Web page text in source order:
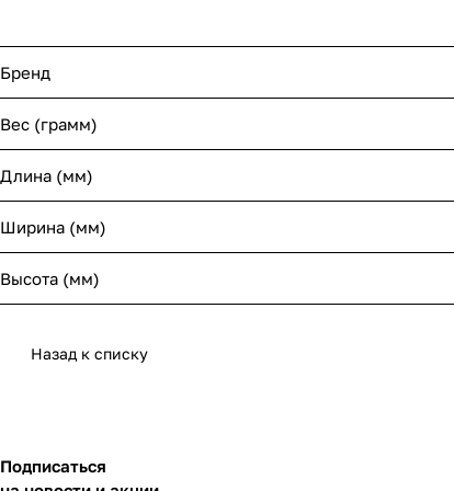
Бренд
Вес (грамм)
Длина (мм)
Ширина (мм)
Высота (мм)
Назад к списку
Подписаться